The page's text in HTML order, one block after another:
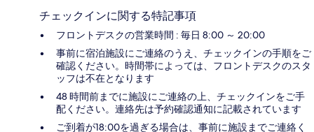
チェックインに関する特記事項
フロントデスクの営業時間 : 毎日 8:00 ～ 20:00
事前に宿泊施設にご連絡のうえ、チェックインの手順をご
確認ください。時間帯によっては、フロントデスクのスタ
ッフは不在となります
48 時間前までに施設にご連絡の上、チェックインをご手
配ください。連絡先は予約確認通知に記載されています
ご到着が18:00を過ぎる場合は、事前に施設までご連絡く